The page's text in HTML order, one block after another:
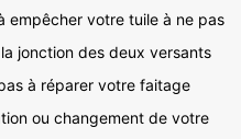
empêcher votre tuile à ne pas
jonction des deux versants
à réparer votre faitage
ou changement de votre